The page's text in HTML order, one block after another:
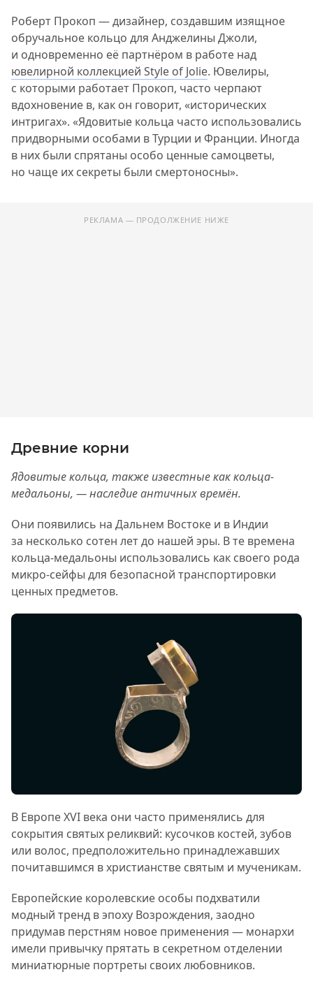
Роберт Прокоп — дизайнер, создавшим изящное
обручальное кольцо для Анджелины Джоли,
и одновременно её партнёром в работе над
ювелирной коллекцией Style of Jolie. Ювелиры,
с которыми работает Прокоп, часто черпают
вдохновение в, как он говорит, «исторических
интригах». «Ядовитые кольца часто использовались
придворными особами в Турции и Франции. Иногда
в них были спрятаны особо ценные самоцветы,
но чаще их секреты были смертоносны».
РЕКЛАМА — ПРОДОЛЖЕНИЕ НИЖЕ
Древние корни
Ядовитые кольца, также известные как кольца-
медальоны, — наследие античных времён.
Они появились на Дальнем Востоке и в Индии
за несколько сотен лет до нашей эры. В те времена
кольца-медальоны использовались как своего рода
микро-сейфы для безопасной транспортировки
ценных предметов.
В Европе XVI века они часто применялись для
сокрытия святых реликвий: кусочков костей, зубов
или волос, предположительно принадлежавших
почитавшимся в христианстве святым и мученикам.
Европейские королевские особы подхватили
модный тренд в эпоху Возрождения, заодно
придумав перстням новое применения — монархи
имели привычку прятать в секретном отделении
миниатюрные портреты своих любовников.